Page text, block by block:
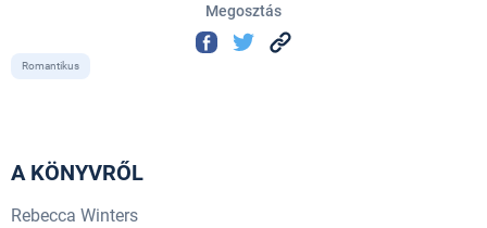
Megosztás
Romantikus
A KÖNYVRŐL
Rebecca Winters